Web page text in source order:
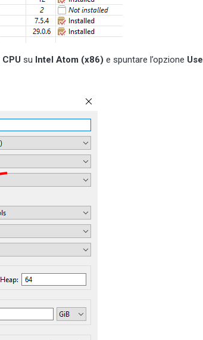
CPU su Intel Atom (x86) e spuntare l’opzione Use